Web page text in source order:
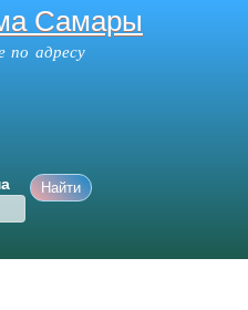
Самары
по адресу